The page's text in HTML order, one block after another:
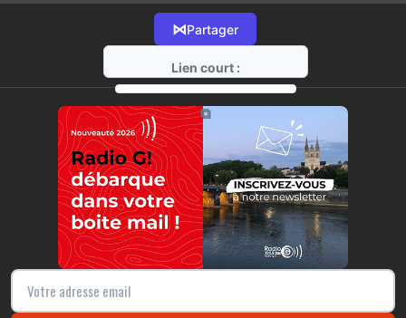
⋈Partager
Lien court :
https://radio-g.fr?13846
⧉